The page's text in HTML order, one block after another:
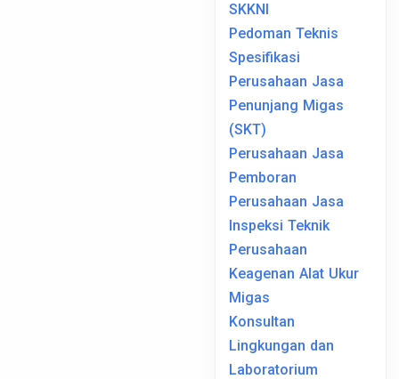
SKKNI
Pedoman Teknis
Spesifikasi
Perusahaan Jasa
Penunjang Migas
(SKT)
Perusahaan Jasa
Pemboran
Perusahaan Jasa
Inspeksi Teknik
Perusahaan
Keagenan Alat Ukur
Migas
Konsultan
Lingkungan dan
Laboratorium